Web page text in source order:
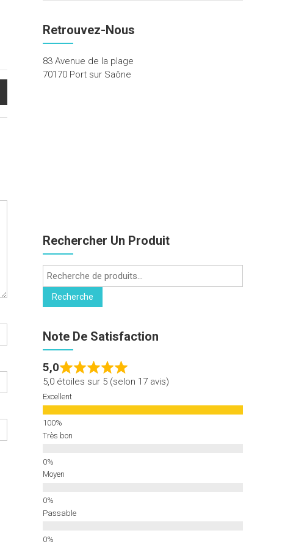
Retrouvez-Nous
83 Avenue de la plage
70170 Port sur Saône
Rechercher Un Produit
Recherche
pour :
Recherche
Note De Satisfaction
5,0
5,0 étoiles sur 5 (selon 17 avis)
Excellent
Très bon
Moyen
Passable